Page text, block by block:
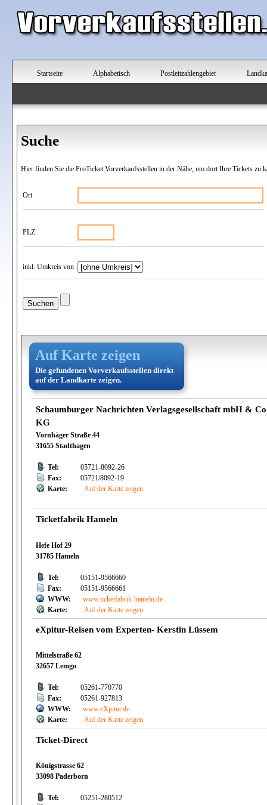
Startseite Alphabetisch Postleitzahlengebiet
Suche
Hier finden Sie die ProTicket Vorverkaufsstellen in der Nähe, um dort Ihre Tickets zu
Ort
PLZ
inkl. Umkreis von
Auf Karte zeigen
Die gefundenen Vorverkaufsstellen direkt
auf der Landkarte zeigen.
Schaumburger Nachrichten Verlagsgesellschaft mbH & Co
KG
Vornhäger Straße 44
31655 Stadthagen
Tel:
05721-8092-26
Fax:
05721/8092-19
Karte:
Auf der Karte zeigen
Ticketfabrik Hameln
Hefe Hof 29
31785 Hameln
Tel:
05151-9566660
Fax:
05151-9566661
WWW:
www.ticketfabrik-hameln.de
Karte:
Auf der Karte zeigen
eXpitur-Reisen vom Experten- Kerstin Lüssem
Mittelstraße 62
32657 Lemgo
Tel:
05261-770770
Fax:
05261-927813
WWW:
www.eXpitur.de
Karte:
Auf der Karte zeigen
Ticket-Direct
Königstrasse 62
33098 Paderborn
Tel:
05251-280512